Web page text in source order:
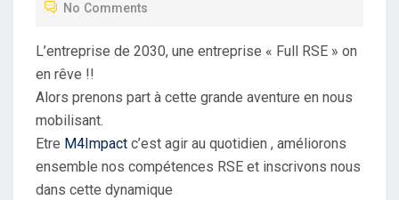
ENo Comments
L’entreprise de 2030, une entreprise « Full RSE » on
en rêve !!
Alors prenons part à cette grande aventure en nous
mobilisant.
Etre M4Impact c’est agir au quotidien , améliorons
ensemble nos compétences RSE et inscrivons nous
dans cette dynamique